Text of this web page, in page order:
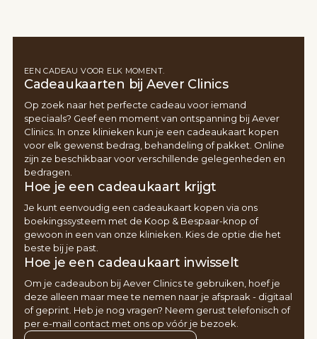
EEN CADEAU VOOR ELK MOMENT.
Cadeaukaarten bij Aever Clinics
Op zoek naar het perfecte cadeau voor iemand
speciaals? Geef een moment van ontspanning bij Aever
Clinics. In onze klinieken kun je een cadeaukaart kopen
voor elk gewenst bedrag, behandeling of pakket. Online
zijn ze beschikbaar voor verschillende gelegenheden en
bedragen.
Hoe je een cadeaukaart krijgt
Je kunt eenvoudig een cadeaukaart kopen via ons
boekingssysteem met de Koop & Bespaar-knop of
gewoon in een van onze klinieken. Kies de optie die het
beste bij je past.
Hoe je een cadeaukaart inwisselt
Om je cadeaubon bij Aever Clinics te gebruiken, hoef je
deze alleen maar mee te nemen naar je afspraak - digitaal
of geprint. Heb je nog vragen? Neem gerust telefonisch of
per e-mail contact met ons op vóór je bezoek.